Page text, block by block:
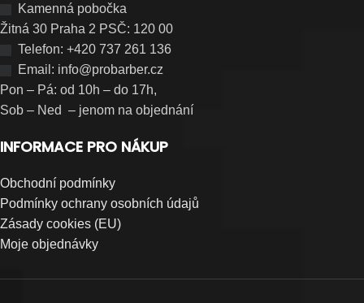
Kamenná pobočka
Žitná 30 Praha 2 PSČ: 120 00
Telefon: +420 737 261 136
Email: info@probarber.cz
Pon – Pá: od 10h – do 17h,
Sob – Ned – jenom na objednání
INFORMACE PRO NÁKUP
Obchodní podmínky
Podmínky ochrany osobních údajů
Zásady cookies (EU)
Moje objednávky